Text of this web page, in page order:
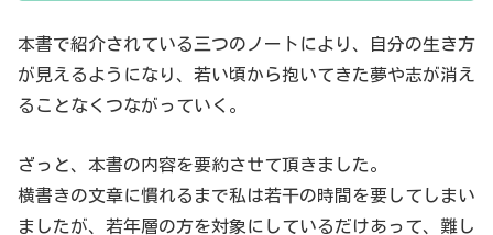
本書で紹介されている三つのノートにより、自分の生き方
が見えるようになり、若い頃から抱いてきた夢や志が消え
ることなくつながっていく。
ざっと、本書の内容を要約させて頂きました。
横書きの文章に慣れるまで私は若干の時間を要してしまい
ましたが、若年層の方を対象にしているだけあって、難し